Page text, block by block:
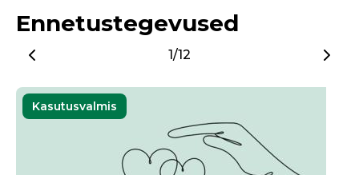
Ennetustegevused
1/12
Kasutusvalmis